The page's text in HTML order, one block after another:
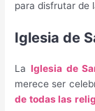
para disfrutar de
Iglesia de
La Iglesia de
merece ser
de todas las